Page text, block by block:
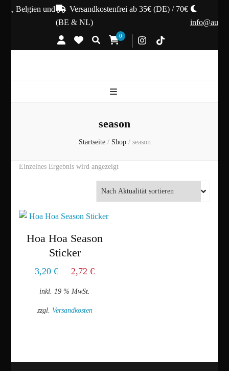
Belgien und
Versandkostenfrei ab 35€ (DE) / 70€
(BE & NL)
0
season
Startseite / Shop / season
Einzelnes Ergebnis wird angezeigt
Hoa Hoa Season
Sticker
3,20€
Ursprünglicher
3,20 €
2,72€
inkl. 19 % MwSt.
zzgl. Versandkosten